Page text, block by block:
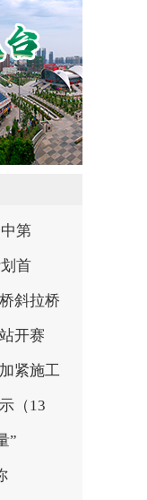
第
首
斜拉桥
开赛
紧施工
（13
”